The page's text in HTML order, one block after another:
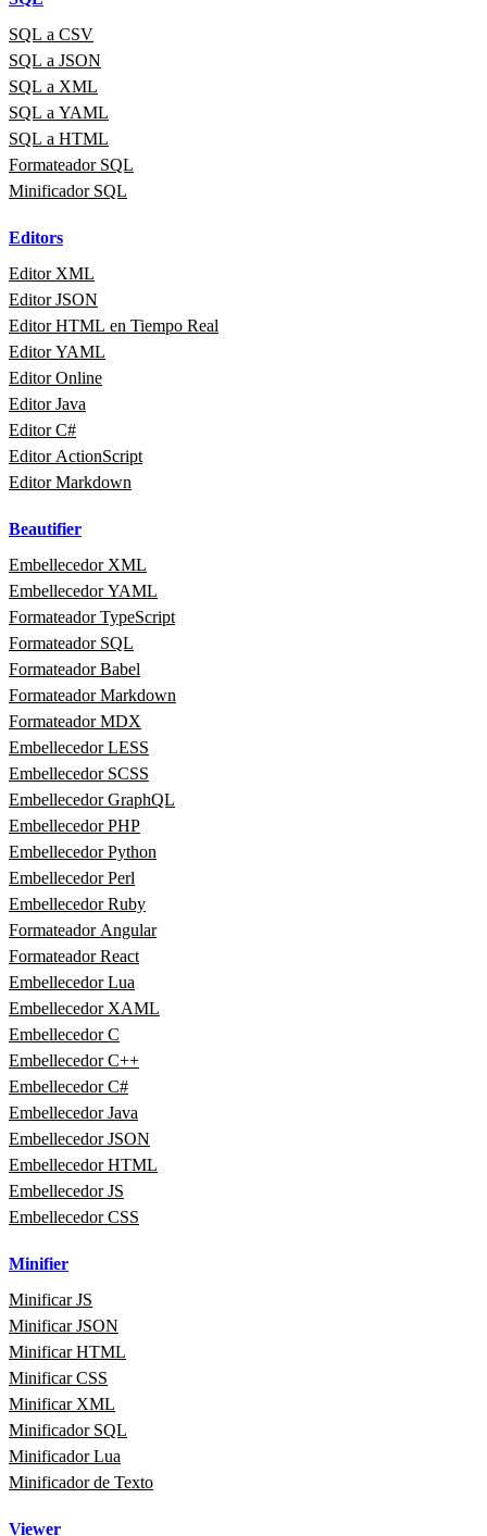
SQL a CSV
SQL a JSON
SQL a XML
SQL a YAML
SQL a HTML
Formateador SQL
Minificador SQL
Editors
Editor XML
Editor JSON
Editor HTML en Tiempo Real
Editor YAML
Editor Online
Editor Java
Editor C#
Editor ActionScript
Editor Markdown
Beautifier
Embellecedor XML
Embellecedor YAML
Formateador TypeScript
Formateador SQL
Formateador Babel
Formateador Markdown
Formateador MDX
Embellecedor LESS
Embellecedor SCSS
Embellecedor GraphQL
Embellecedor PHP
Embellecedor Python
Embellecedor Perl
Embellecedor Ruby
Formateador Angular
Formateador React
Embellecedor Lua
Embellecedor XAML
Embellecedor C
Embellecedor C++
Embellecedor C#
Embellecedor Java
Embellecedor JSON
Embellecedor HTML
Embellecedor JS
Embellecedor CSS
Minifier
Minificar JS
Minificar JSON
Minificar HTML
Minificar CSS
Minificar XML
Minificador SQL
Minificador Lua
Minificador de Texto
Viewer